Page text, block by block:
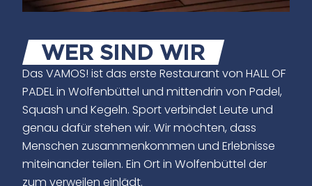
WER SIND WIR
Das VAMOS! ist das erste Restaurant von HALL OF
PADEL in Wolfenbüttel und mittendrin von Padel,
Squash und Kegeln. Sport verbindet Leute und
genau dafür stehen wir. Wir möchten, dass
Menschen zusammenkommen und Erlebnisse
miteinander teilen. Ein Ort in Wolfenbüttel der
zum verweilen einlädt.